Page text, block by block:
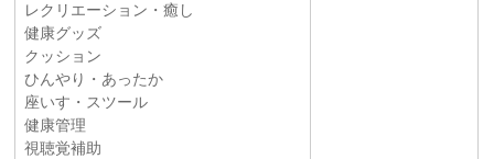
レクリエーション・癒し
健康グッズ
クッション
ひんやり・あったか
座いす・スツール
健康管理
視聴覚補助